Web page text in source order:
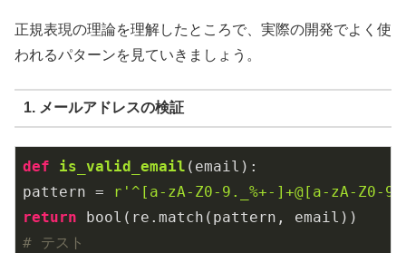
正規表現の理論を理解したところで、実際の開発でよく使
われるパターンを見ていきましょう。
1. メールアドレスの検証
def is_valid_email (email) :
pattern =
r'^[a-zA-Z0-9._%+-]+@[a-zA-
return
# テスト